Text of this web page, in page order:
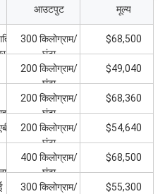
आउटपुट मूल्य
300 किलोग्राम/
घंटा
$68,500
200 किलोग्राम/
घंटा
$49,040
200 किलोग्राम/
घंटा
$68,360
200 किलोग्राम/
घंटा
$54,640
400 किलोग्राम/
घंटा
$68,500
300 किलोग्राम/
$55,300